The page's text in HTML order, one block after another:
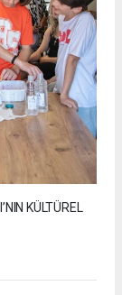
KÜLTÜREL